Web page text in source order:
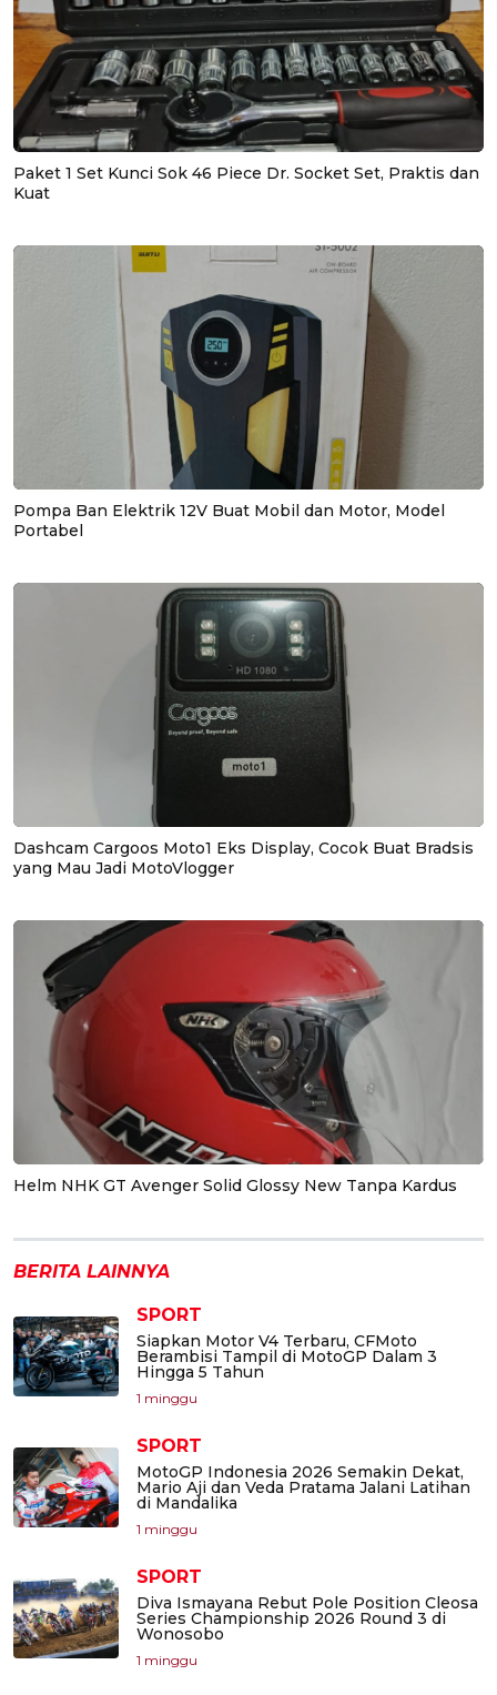
Paket 1 Set Kunci Sok 46 Piece Dr. Socket Set, Praktis dan
Kuat
Pompa Ban Elektrik 12V Buat Mobil dan Motor, Model
Portabel
Dashcam Cargoos Moto1 Eks Display, Cocok Buat Bradsis
yang Mau Jadi MotoVlogger
Helm NHK GT Avenger Solid Glossy New Tanpa Kardus
BERITA LAINNYA
SPORT
Siapkan Motor V4 Terbaru, CFMoto
Berambisi Tampil di MotoGP Dalam 3
Hingga 5 Tahun
1 minggu
SPORT
MotoGP Indonesia 2026 Semakin Dekat,
Mario Aji dan Veda Pratama Jalani Latihan
di Mandalika
1 minggu
SPORT
Diva Ismayana Rebut Pole Position Cleosa
Series Championship 2026 Round 3 di
Wonosobo
1 minggu